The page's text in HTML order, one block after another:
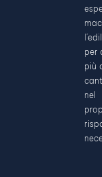
per
più